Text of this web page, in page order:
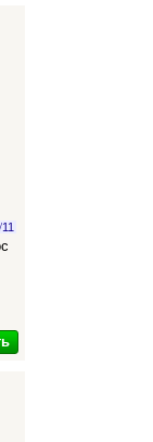
/11